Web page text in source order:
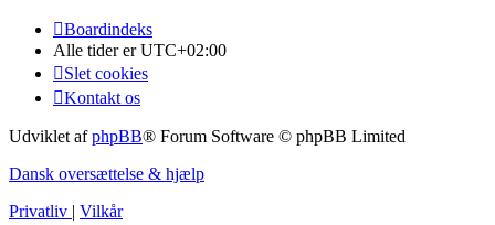
Boardindeks
Alle tider erUTC+02:00
Slet cookies
Kontakt os
Udviklet afphpBB® Forum Software © phpBB Limited
Dansk oversættelse & hjælp
Privatliv | Vilkår